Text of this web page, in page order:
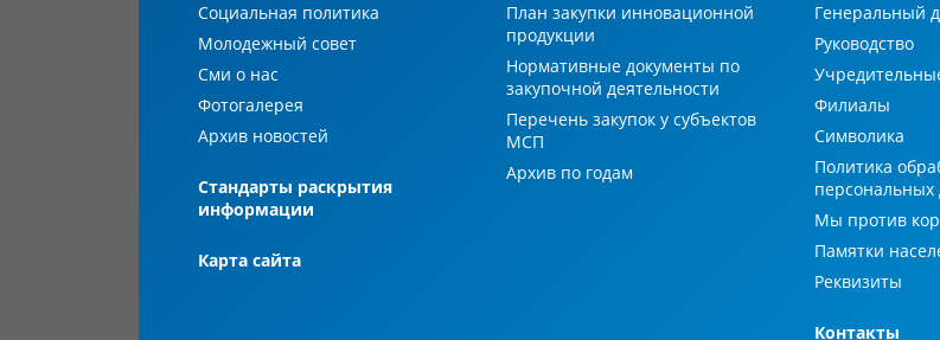
Социальная политика
Молодежный совет
Сми о нас
Фотогалерея
Архив новостей
Стандарты раскрытия
информации
Карта сайта
План закупки инновационной
продукции
Нормативные документы по
закупочной деятельности
Перечень закупок у субъектов
МСП
Архив по годам
Генеральный
Руководство
Филиалы
Символика
Политика
Мы против
Памятки
Реквизиты
Контакты